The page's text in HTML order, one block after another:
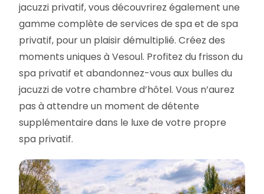
jacuzzi privatif, vous découvrirez également une
gamme complète de services de spa et de spa
privatif, pour un plaisir démultiplié. Créez des
moments uniques à Vesoul. Profitez du frisson du
spa privatif et abandonnez-vous aux bulles du
jacuzzi de votre chambre d’hôtel. Vous n’aurez
pas à attendre un moment de détente
supplémentaire dans le luxe de votre propre
spa privatif.